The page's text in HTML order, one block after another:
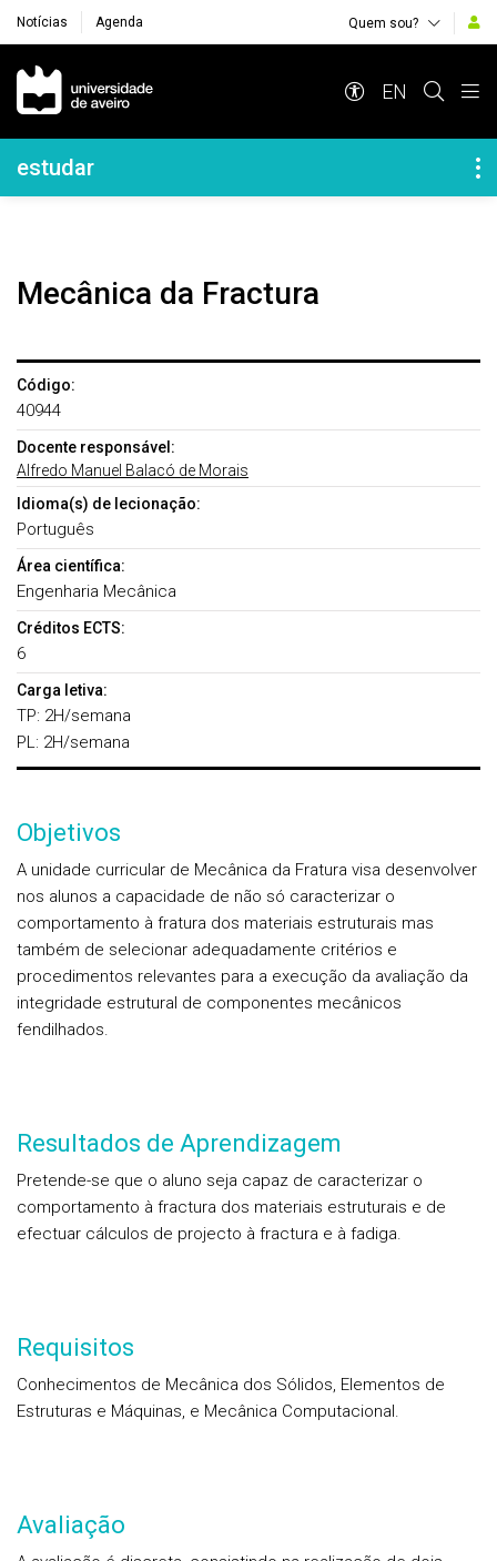
Notícias Agenda Quem sou?
Navegação Principal
EN
Navegação Lateral
estudar
Mecânica da Fractura
Código:
40944
Docente responsável:
Alfredo Manuel Balacó de Morais
Idioma(s) de lecionação:
Português
Área científica:
Engenharia Mecânica
Créditos ECTS:
6
Carga letiva:
TP: 2H/semana
PL: 2H/semana
Objetivos
A unidade curricular de Mecânica da Fratura visa desenvolver
nos alunos a capacidade de não só caracterizar o
comportamento à fratura dos materiais estruturais mas
também de selecionar adequadamente critérios e
procedimentos relevantes para a execução da avaliação da
integridade estrutural de componentes mecânicos
fendilhados.
Resultados de Aprendizagem
Pretende-se que o aluno seja capaz de caracterizar o
comportamento à fractura dos materiais estruturais e de
efectuar cálculos de projecto à fractura e à fadiga.
Requisitos
Conhecimentos de Mecânica dos Sólidos, Elementos de
Estruturas e Máquinas, e Mecânica Computacional.
Avaliação